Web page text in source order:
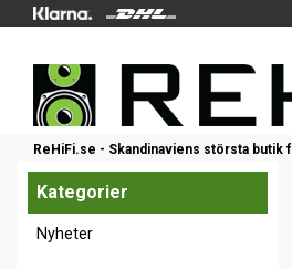
ReHiFi.se - Skandinaviens största butik
Kategorier
Nyheter